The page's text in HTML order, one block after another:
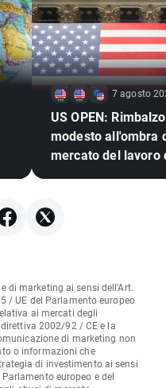
7 agosto
US OPEN: Rimbalzo
modesto all'ombra
mercato del lavoro
di marketing ai sensi dell'Art.
/ UE del Parlamento europeo
ai mercati degli
2002/92 / CE e la
di marketing non
o informazioni che
di investimento ai sensi
europeo e del